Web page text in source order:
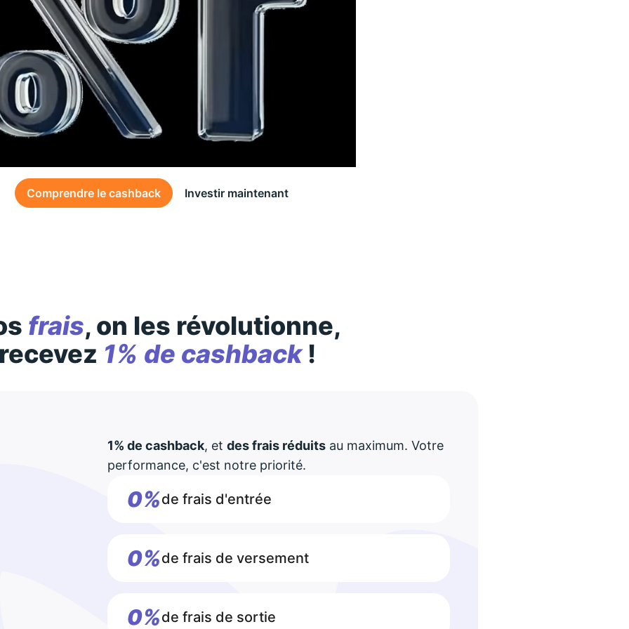
Comprendre le cashback Investir maintenant
frais, on les révolutionne,
1% de cashback!
1% de cashback, et des frais réduitsau maximum. Votre
performance, c'est notre priorité.
0%de frais d'entrée
0%de frais de versement
0%de frais de sortie